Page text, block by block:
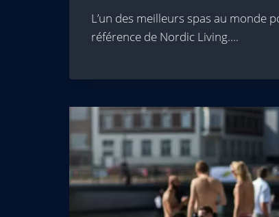
L’un des meilleurs spas au monde
référence de Nordic Living….